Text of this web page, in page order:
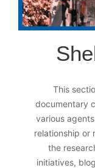
This
documentary
various
relationship or
the
initiatives,